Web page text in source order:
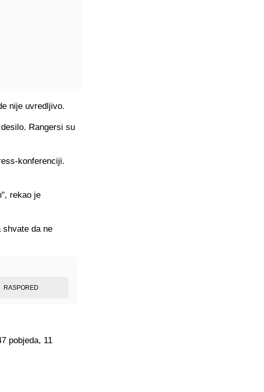
nije uvredljivo.
Rangersi su
konferenciji.
rekao je
shvate da ne
RASPORED
pobjeda, 11